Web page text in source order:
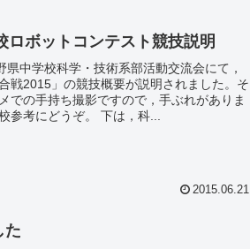
ロボットコンテスト競技説明
中学校科学・技術系部活動交流会にて，
戦2015」の競技概要が説明されました。そ
での手持ち撮影ですので，手ぶれがありま
参考にどうぞ。 下は，科...
2015.06.21
た